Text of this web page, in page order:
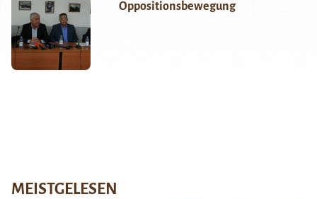
Oppositionsbewegung
MEISTGELESEN